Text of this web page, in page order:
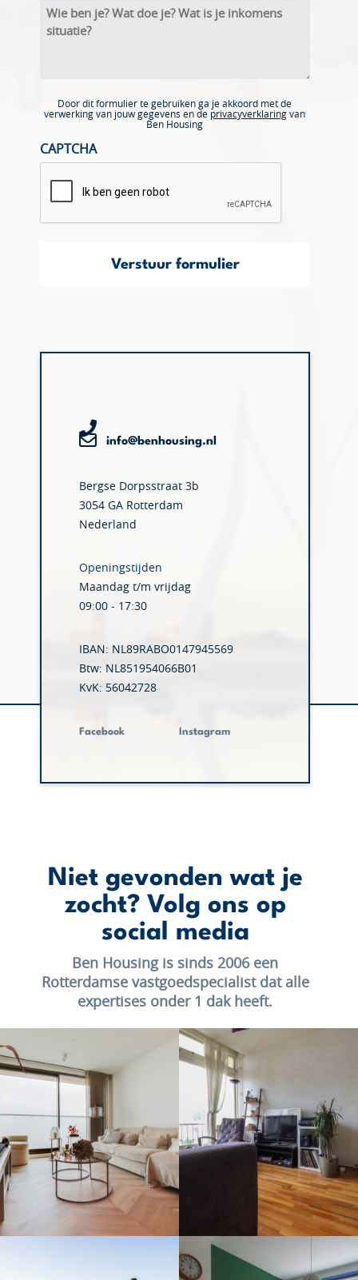
Door dit formulier te gebruiken ga je akkoord met de
verwerking van jouw gegevens en de privacyverklaring van
Ben Housing
CAPTCHA
Verstuur formulier
info@benhousing.nl
Bergse Dorpsstraat 3b
3054 GA Rotterdam
Nederland
Openingstijden
Maandag t/m vrijdag
09:00 - 17:30
IBAN: NL89RABO0147945569
Btw: NL851954066B01
KvK: 56042728
Facebook Instagram
Niet gevonden wat je
zocht? Volg ons op
social media
Ben Housing is sinds 2006 een
Rotterdamse vastgoedspecialist dat alle
expertises onder 1 dak heeft.